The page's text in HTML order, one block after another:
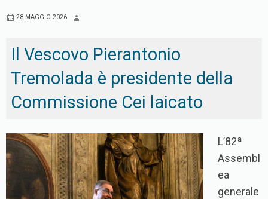
28 MAGGIO 2026
Il Vescovo Pierantonio
Tremolada è presidente della
Commissione Cei laicato
L’82ª
Assembl
ea
generale